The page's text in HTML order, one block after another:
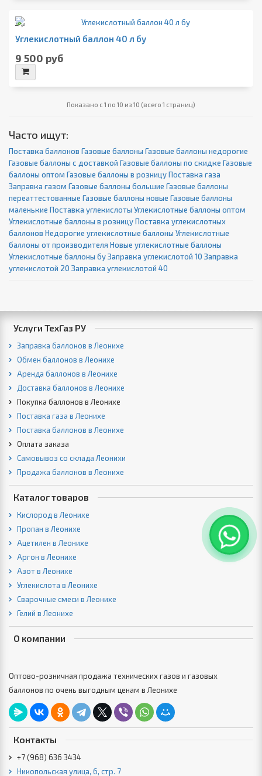
Б/у
Углекислотный баллон 40 л бу
9 500 руб
Показано с 1 по 10 из 10 (всего 1 страниц)
Часто ищут:
Поставка баллонов Газовые баллоны Газовые баллоны недорогие
Газовые баллоны с доставкой Газовые баллоны по скидке Газовые
баллоны оптом Газовые баллоны в розницуПоставка газа
Заправка газом Газовые баллоны большие Газовые баллоны
переаттестованные Газовые баллоны новые Газовые баллоны
маленькие Поставка углекислоты Углекислотные баллоны оптом
Углекислотные баллоны в розницуПоставка углекислотных
баллонов Недорогие углекислотные баллоны Углекислотные
баллоны от производителя Новые углекислотные баллоны
Углекислотные баллоны буЗаправка углекислотой 10 Заправка
углекислотой 20 Заправка углекислотой 40
Услуги ТехГаз РУ
Заправка баллонов в Леонихе
Обмен баллонов в Леонихе
Аренда баллонов в Леонихе
Доставка баллонов в Леонихе
Покупка баллонов в Леонихе
Поставка газа в Леонихе
Поставка баллонов в Леонихе
Оплата заказа
Самовывоз со склада Леонихи
Продажа баллонов в Леонихе
Каталог товаров
Кислород в Леонихе
Пропан в Леонихе
Ацетилен в Леонихе
Аргон в Леонихе
Азот в Леонихе
Углекислота в Леонихе
Сварочные смеси в Леонихе
Гелий в Леонихе
О компании
Оптово-розничная продажа технических газов и газовых
баллонов по очень выгодным ценам в Леонихе
Контакты
+7 (968) 636 3434
Никопольская улица, 6, стр. 7